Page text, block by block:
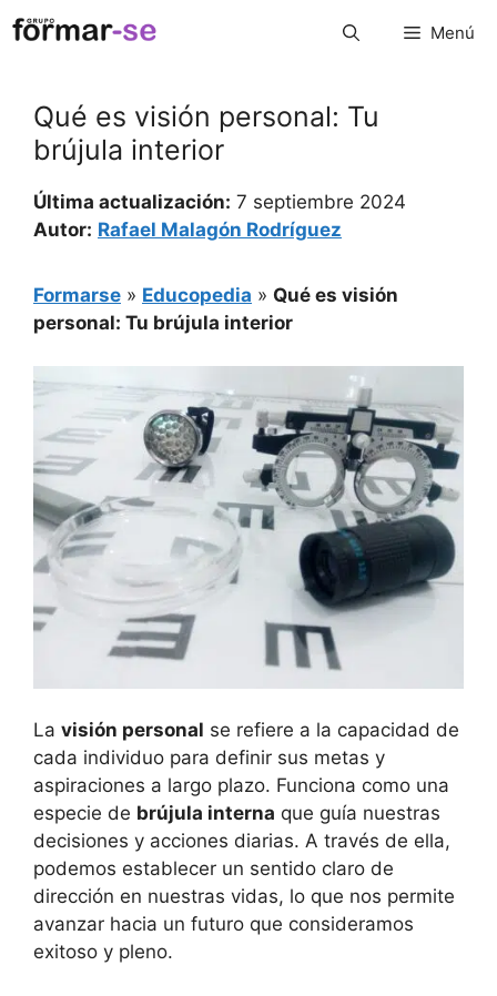
Saltar
al
Menú
Qué es visión personal: Tu
brújula interior
Última actualización: 7 septiembre 2024
Autor: Rafael Malagón Rodríguez
Formarse » Educopedia » Qué es visión
personal: Tu brújula interior
La visión personal se refiere a la capacidad de
cada individuo para definir sus metas y
aspiraciones a largo plazo. Funciona como una
especie de brújula interna que guía nuestras
decisiones y acciones diarias. A través de ella,
podemos establecer un sentido claro de
dirección en nuestras vidas, lo que nos permite
avanzar hacia un futuro que consideramos
exitoso y pleno.